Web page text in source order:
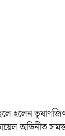
হলেন
অভিনীত সমস্ত